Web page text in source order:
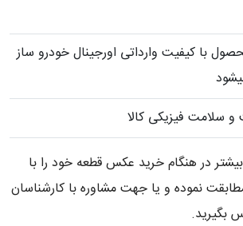
با کیفیت وارداتی اورجینال خودرو ساز
و سلامت فیزیکی کالا
در هنگام خرید عکس قطعه خود را با
نموده و یا جهت مشاوره با کارشناسان
بگیرید.